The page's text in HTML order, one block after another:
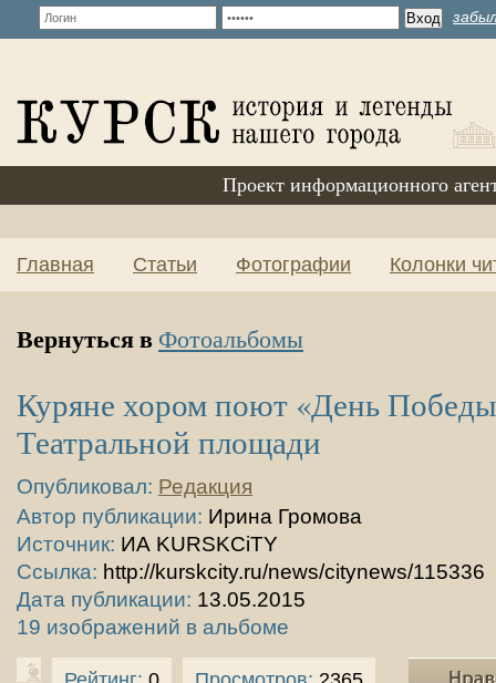
Проект информационного
Главная Статьи Фотографии Колонки
Вернуться в Фотоальбомы
Куряне хором поют «День
Театральной площади
Опубликовал: Редакция
Автор публикации: Ирина Громова
Источник: ИА KURSKCiTY
Ссылка: http://kurskcity.ru/news/citynews/115336
Дата публикации: 13.05.2015
19 изображений в альбоме